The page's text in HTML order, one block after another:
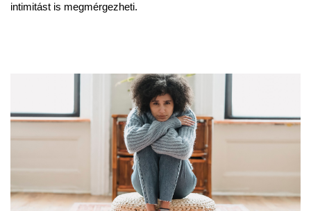
intimitást is megmérgezheti.